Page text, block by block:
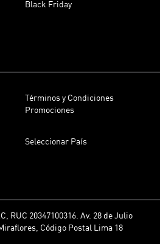
Black Friday
Términos y Condiciones
Promociones
Seleccionar País
RUC 20347100316. Av. 28 de Julio
Código Postal Lima 18